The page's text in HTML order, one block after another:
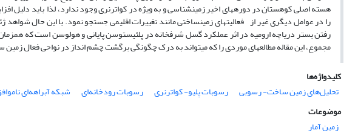
هسته اصلی کوهستان در دوره­های اخیر زمین­شناسی و به ویژه در کواترنری وجود ندارد، لذا باید دلیل
را در عوامل دیگری غیر از فعالیت­های زمین­ساختی مانند تغییرات اقلیمی جستجو نمود. با این حال شواهد
رفتن بستر دریاچه ارومیه در اثر عملکرد گسل شرفخانه در پلئیستوسن پایانی و هولوسن است که
مجموع، این مقاله مطالعه­ای موردی را که می­تواند به درک چگونگی برگشت چشم انداز در نواحی فعال زمین
کلیدواژه‌ها
تحلیل‌های زمین ساخت- رسوبی
رسوبات پلیو- کواترنری رسوبات رودخانه‌ای شبکه آبراهه‌ای
موضوعات
زمین آمار